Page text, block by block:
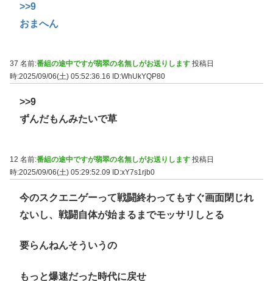
>>9
おまへん
37 名前:番組の途中ですが翡翠の名無しがお送りします 投稿日
時:2025/09/06(土) 05:52:36.16
ID:WhUkYQP80
>>9
ずんだもんみたいで草
12 名前:番組の途中ですが翡翠の名無しがお送りします 投稿日
時:2025/09/06(土) 05:29:52.09
ID:xY7s1rjb0
今のスクエニゲーって戦闘終わってもすぐ画面閉じれ
ないし、戦闘自体が始まるまでモッサリしとる
要らんねんそういうの
もっと爆速だった時代に戻せ